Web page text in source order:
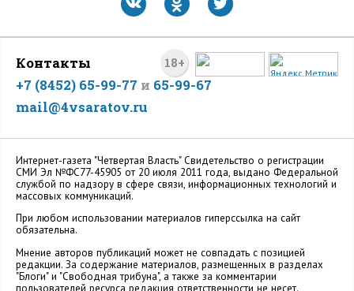
18+
Контакты
+7 (8452) 65-99-77 и 65-99-67
mail@4vsaratov.ru
Интернет-газета "Четвертая Власть" Cвидетельство о регистрации
СМИ Эл №ФС77-45905 от 20 июля 2011 года, выдано Федеральной
службой по надзору в сфере связи, информационных технологий и
массовых коммуникаций.
При любом использовании материалов гиперссылка на сайт
обязательна.
Мнение авторов публикаций может не совпадать с позицией
редакции. За содержание материалов, размещенных в разделах
"Блоги" и "Свободная трибуна", а также за комментарии
пользователей ресурса редакция ответственности не несет.